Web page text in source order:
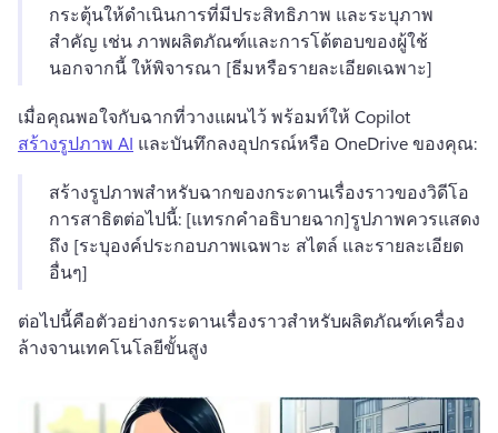
กระตุ้นให้ดำเนินการที่มีประสิทธิภาพ และระบุภาพ
สำคัญ เช่น ภาพผลิตภัณฑ์และการโต้ตอบของผู้ใช้
นอกจากนี้ ให้พิจารณา [ธีมหรือรายละเอียดเฉพาะ]
เมื่อคุณพอใจกับฉากที่วางแผนไว้ พร้อมท์ให้ Copilot
สร้างรูปภาพ AI
สร้างรูปภาพสำหรับฉากของกระดานเรื่องราวของวิดีโอ
การสาธิตต่อไปนี้: [แทรกคำอธิบายฉาก]รูปภาพควรแสดง
ถึง [ระบุองค์ประกอบภาพเฉพาะ สไตล์ และรายละเอียด
อื่นๆ]
ต่อไปนี้คือตัวอย่างกระดานเรื่องราวสำหรับผลิตภัณฑ์เครื่อง
ล้างจานเทคโนโลยีขั้นสูง